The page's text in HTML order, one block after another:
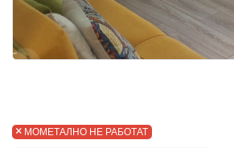
МОМЕТАЛНО НЕ РАБОТАТ